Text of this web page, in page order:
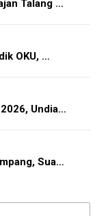
Talang …
OKU, …
Undia…
Sua…